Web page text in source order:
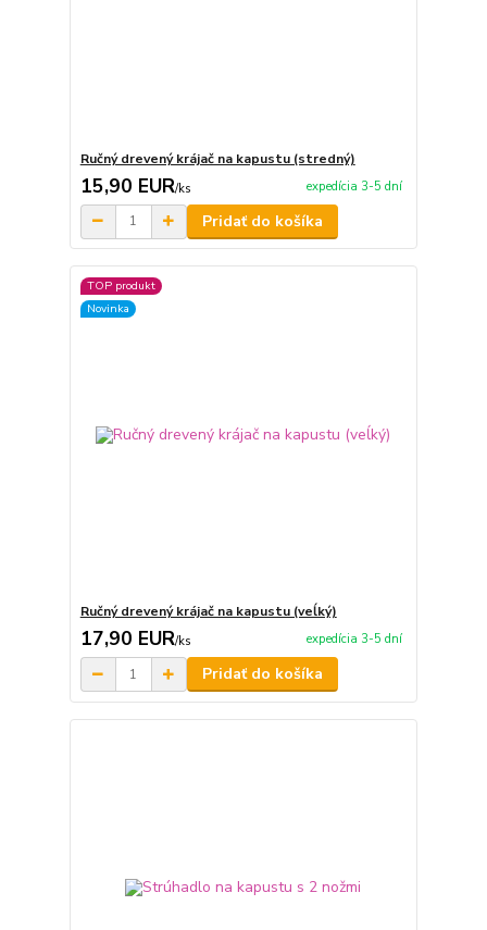
Ručný drevený krájač na kapustu (stredný)
15,90 EUR/ks expedícia 3-5 dní
Pridať do košíka
TOP produkt
Novinka
Ručný drevený krájač na kapustu (veĺký)
17,90 EUR/ks expedícia 3-5 dní
Pridať do košíka